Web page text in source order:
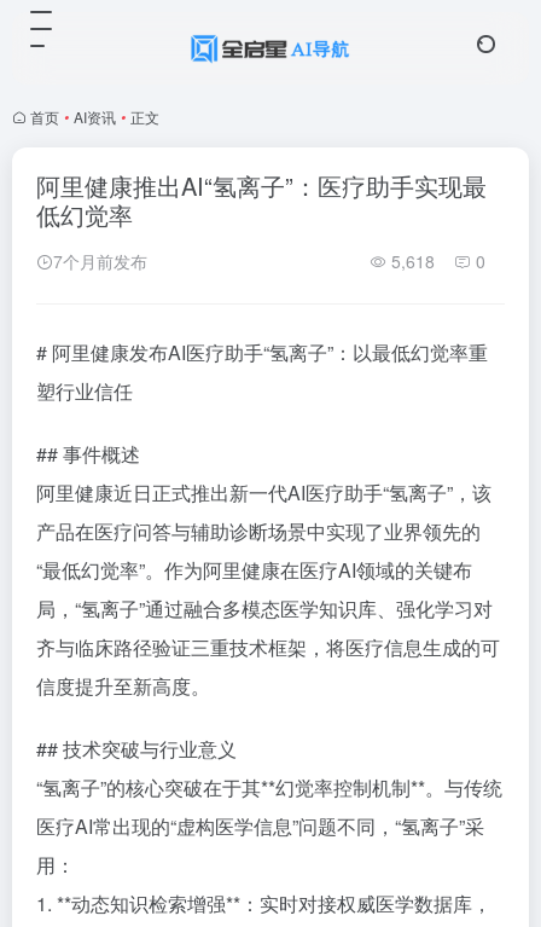
首页 • AI资讯 • 正文
阿里健康推出AI“氢离子”：医疗助手实现最
低幻觉率
7个月前发布 5,618 0
# 阿里健康发布AI医疗助手“氢离子”：以最低幻觉率重
塑行业信任
## 事件概述
阿里健康近日正式推出新一代AI医疗助手“氢离子”，该
产品在医疗问答与辅助诊断场景中实现了业界领先的
“最低幻觉率”。作为阿里健康在医疗AI领域的关键布
局，“氢离子”通过融合多模态医学知识库、强化学习对
齐与临床路径验证三重技术框架，将医疗信息生成的可
信度提升至新高度。
## 技术突破与行业意义
“氢离子”的核心突破在于其**幻觉率控制机制**。与传统
医疗AI常出现的“虚构医学信息”问题不同，“氢离子”采
用：
1. **动态知识检索增强**：实时对接权威医学数据库，